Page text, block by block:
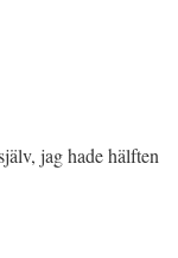
jag hade hälften